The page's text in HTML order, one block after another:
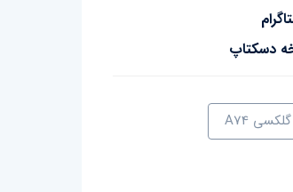
دسکتاپ
گلکسی A74